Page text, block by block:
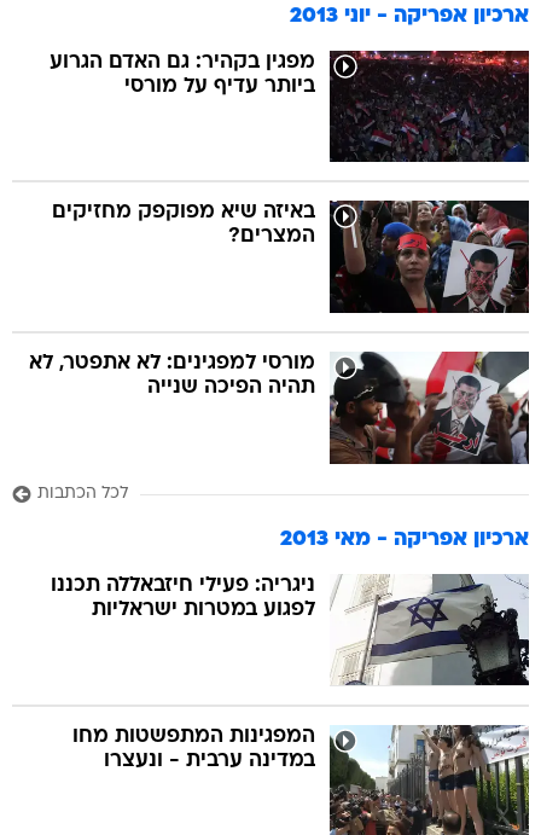
ארכיון אפריקה - יוני 2013
מפגין בקהיר: גם האדם הגרוע
ביותר עדיף על מורסי
באיזה שיא מפוקפק מחזיקים
המצרים?
מורסי למפגינים: לא אתפטר, לא
תהיה הפיכה שנייה
לכל הכתבות
ארכיון אפריקה - מאי 2013
ניגריה: פעילי חיזבאללה תכננו
לפגוע במטרות ישראליות
המפגינות המתפשטות מחו
במדינה ערבית - ונעצרו